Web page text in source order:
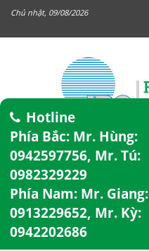
Chủ nhật, 09/08/2026
Hotline
Phía Bắc: Mr. Hùng:
0942597756, Mr. Tú:
0982329229
Phía Nam: Mr. Giang:
0913229652, Mr. Kỳ:
0942202686